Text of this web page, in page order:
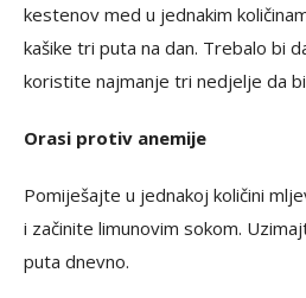
kestenov med u jednakim
kašike tri puta na dan. Trebalo bi
koristite najmanje tri nedjelje da
Orasi protiv anemije
Pomiješajte u jednakoj količini
i začinite limunovim sokom.
puta dnevno.